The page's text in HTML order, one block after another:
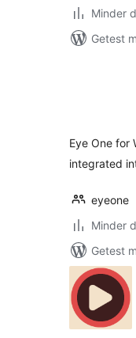
Minder
Getest
Eye One for
integrated
eyeone
Minder
Getest